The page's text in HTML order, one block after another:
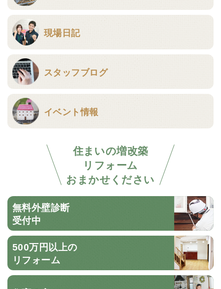
現場日記
スタッフブログ
イベント情報
住まいの増改築
リフォーム
おまかせください
無料外壁診断
受付中
500万円以上の
リフォーム